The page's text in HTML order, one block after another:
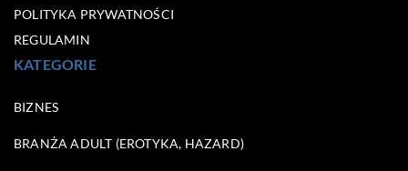
POLITYKA PRYWATNOŚCI
REGULAMIN
KATEGORIE
BIZNES
BRANŻA ADULT (EROTYKA, HAZARD)